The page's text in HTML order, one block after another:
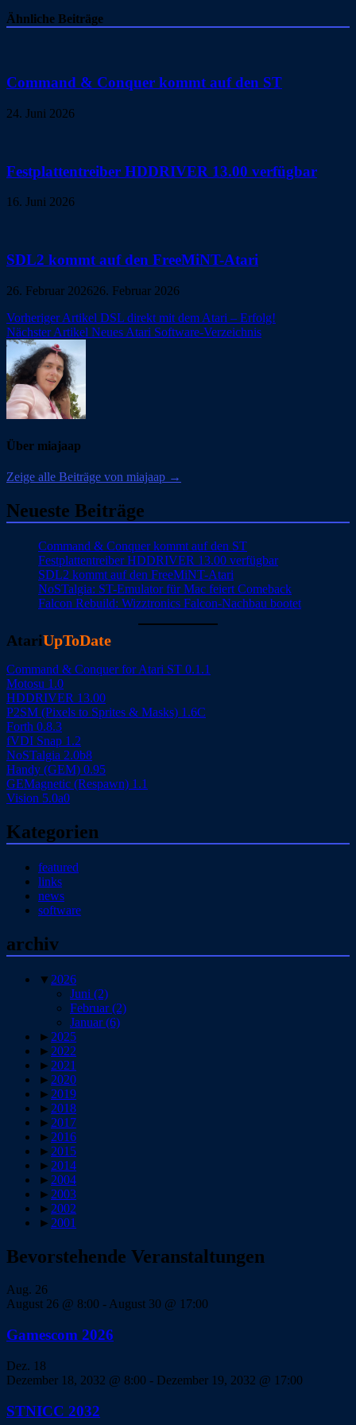
Ähnliche Beiträge
Command & Conquer kommt auf den ST
24. Juni 2026
Festplattentreiber HDDRIVER 13.00 verfügbar
16. Juni 2026
SDL2 kommt auf den FreeMiNT-Atari
26. Februar 202626. Februar 2026
Beitragsnavigation
Vorheriger Artikel DSL direkt mit dem Atari – Erfolg!
Nächster Artikel Neues Atari Software-Verzeichnis
Über miajaap
Zeige alle Beiträge von miajaap →
Neueste Beiträge
Command & Conquer kommt auf den ST
Festplattentreiber HDDRIVER 13.00 verfügbar
SDL2 kommt auf den FreeMiNT-Atari
NoSTalgia: ST-Emulator für Mac feiert Comeback
Falcon Rebuild: Wizztronics Falcon-Nachbau bootet
AtariUpToDate
Command & Conquer for Atari ST 0.1.1
Motosu 1.0
HDDRIVER 13.00
P2SM (Pixels to Sprites & Masks) 1.6C
Forth 0.8.3
fVDI Snap 1.2
NoSTalgia 2.0b8
Handy (GEM) 0.95
GEMagnetic (Respawn) 1.1
Vision 5.0a0
Kategorien
featured
links
news
software
archiv
▼ 2026
Juni (2)
Februar(2)
Januar(6)
► 2025
► 2022
► 2021
► 2020
► 2019
► 2018
► 2017
► 2016
► 2015
► 2014
► 2004
► 2003
► 2002
► 2001
Bevorstehende Veranstaltungen
Aug. 26
August 26 @ 8:00 -August 30 @ 17:00
Gamescom 2026
Dez. 18
Dezember 18, 2032 @ 8:00 - Dezember 19, 2032 @ 17:00
STNICC 2032